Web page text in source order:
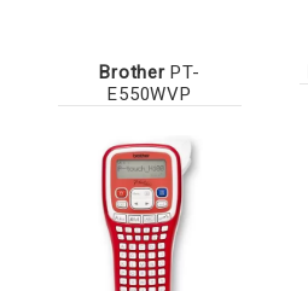
BrotherPT-
E550WVP